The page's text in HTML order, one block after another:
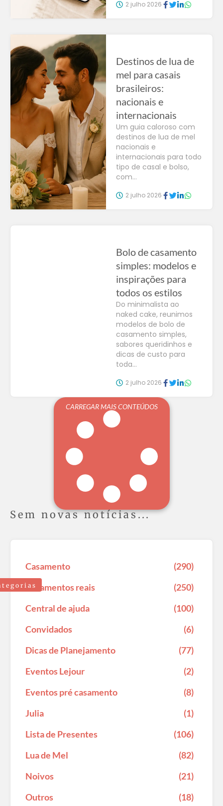
Casamento
(290)
Casamentos reais
(250)
Central de ajuda
(100)
Convidados
(6)
Dicas de Planejamento
(77)
Eventos Lejour
(2)
Eventos pré casamento
(8)
Julia
(1)
Lista de Presentes
(106)
Lua de Mel
(82)
Noivos
(21)
Outros
(18)
2 julho 2026
Destinos de lua de
mel para casais
brasileiros:
nacionais e
internacionais
Um guia caloroso com
destinos de lua de mel
nacionais e
internacionais para todo
tipo de casal e bolso,
com...
2 julho 2026
Bolo de casamento
simples: modelos e
inspirações para
todos os estilos
Do minimalista ao
naked cake, reunimos
modelos de bolo de
casamento simples,
sabores queridinhos e
dicas de custo para
toda...
2 julho 2026
CARREGAR MAIS CONTEÚDOS
Sem novas notícias...